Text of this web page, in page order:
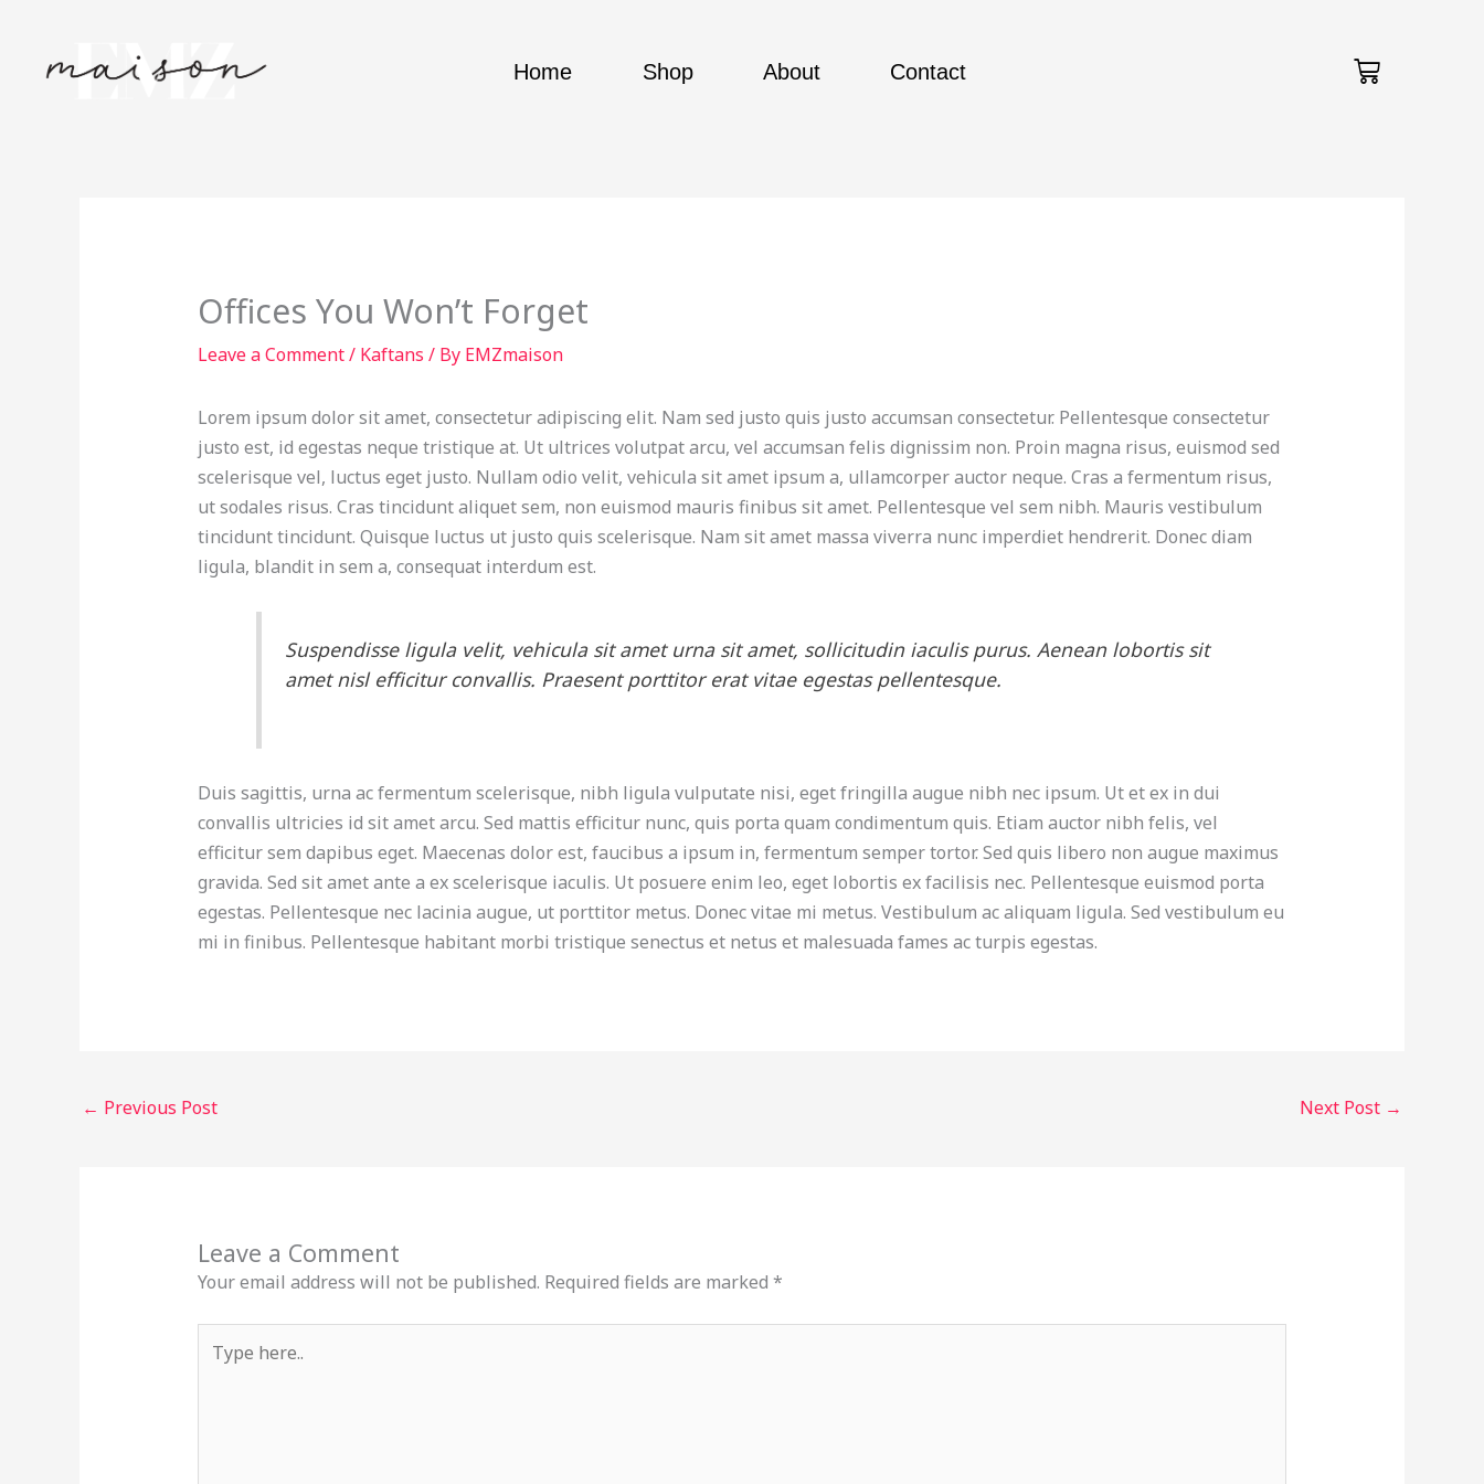
content
Home Shop About Contact Cart
Offices You Won’t Forget
Leave a Comment/ Kaftans / By EMZmaison
Lorem ipsum dolor sit amet, consectetur adipiscing elit. Nam sed justo quis justo accumsan consectetur. Pellentesque consectetur
justo est, id egestas neque tristique at. Ut ultrices volutpat arcu, vel accumsan felis dignissim non. Proin magna risus, euismod sed
scelerisque vel, luctus eget justo. Nullam odio velit, vehicula sit amet ipsum a, ullamcorper auctor neque. Cras a fermentum risus,
ut sodales risus. Cras tincidunt aliquet sem, non euismod mauris finibus sit amet. Pellentesque vel sem nibh. Mauris vestibulum
tincidunt tincidunt. Quisque luctus ut justo quis scelerisque. Nam sit amet massa viverra nunc imperdiet hendrerit. Donec diam
ligula, blandit in sem a, consequat interdum est.
Suspendisse ligula velit, vehicula sit amet urna sit amet, sollicitudin iaculis purus. Aenean lobortis sit
amet nisl efficitur convallis. Praesent porttitor erat vitae egestas pellentesque.
Duis sagittis, urna ac fermentum scelerisque, nibh ligula vulputate nisi, eget fringilla augue nibh nec ipsum. Ut et ex in dui
convallis ultricies id sit amet arcu. Sed mattis efficitur nunc, quis porta quam condimentum quis. Etiam auctor nibh felis, vel
efficitur sem dapibus eget. Maecenas dolor est, faucibus a ipsum in, fermentum semper tortor. Sed quis libero non augue maximus
gravida. Sed sit amet ante a ex scelerisque iaculis. Ut posuere enim leo, eget lobortis ex facilisis nec. Pellentesque euismod porta
egestas. Pellentesque nec lacinia augue, ut porttitor metus. Donec vitae mi metus. Vestibulum ac aliquam ligula. Sed vestibulum eu
mi in finibus. Pellentesque habitant morbi tristique senectus et netus et malesuada fames ac turpis egestas.
← Previous Post Next Post →
Leave a Comment
Your email address will not be published. Required fields are marked *
here..